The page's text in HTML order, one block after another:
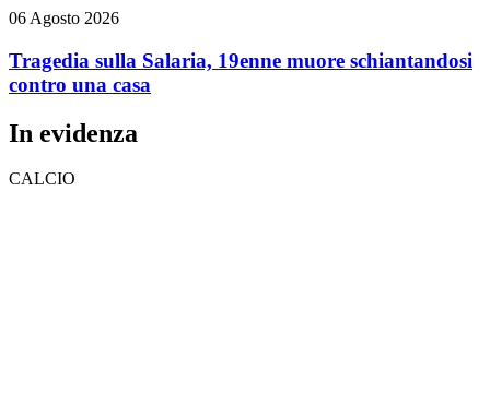
06 Agosto 2026
Tragedia sulla Salaria, 19enne muore schiantandosi
contro una casa
In evidenza
CALCIO